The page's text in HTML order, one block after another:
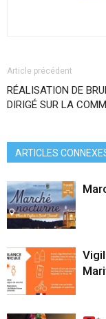
Article précédent
RÉALISATION DE
DIRIGÉ SUR LA
ARTICLES